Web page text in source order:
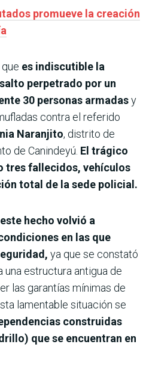
promueve la creación
es indiscutible la
perpetrado por un
30 personas armadasy
contra el referido
Naranjito, distrito de
de Canindeyú. El trágico
tres fallecidos, vehículos
total de la sede policial.
este hecho volvió a
en las que
ya que se constató
una estructura antigua de
las garantías mínimas de
lamentable situación se
construidas
que se encuentran en